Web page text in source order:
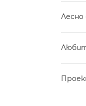
Лесно